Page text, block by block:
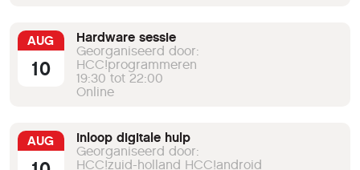
AUG
10
Hardware sessie
Georganiseerd door:
HCC!programmeren
19:30 tot 22:00
Online
AUG
Inloop digitale hulp
Georganiseerd door:
HCC!zuid-holland HCC!android